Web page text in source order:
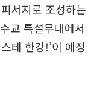
서지로 조성하는
교 특설무대에서
테 한강!’이 예정